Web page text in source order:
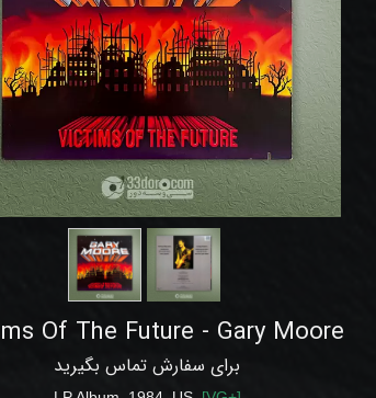
Of The Future - Gary Moore
برای سفارش تماس بگیرید